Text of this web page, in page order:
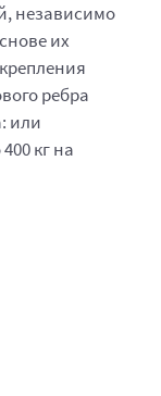
независимо
их
ребра
или
кг на